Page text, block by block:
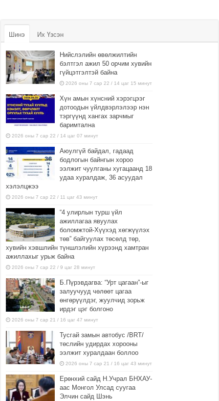
Шинэ Их Үзсэн
Нийслэлийн өвөлжилтийн
бэлтгэл ажил 50 орчим хувийн
гүйцэтгэлтэй байна
2026 оны 7 сар 22 / 14 цаг 15 минут
Хүн амын хүнсний хэрэгцээг
дотоодын үйлдвэрлэлээр нэн
тэргүүнд хангах зарчмыг
баримтална
2026 оны 7 сар 22 / 14 цаг 07 минут
Аюулгүй байдал, гадаад
бодлогын байнгын хороо
ээлжит чуулганы хугацаанд 18
удаа хуралдаж, 36 асуудал
хэлэлцжээ
2026 оны 7 сар 22 / 11 цаг 43 минут
“4 улирлын турш үйл
ажиллагаа явуулах
боломжтой-Хүүхэд хөгжүүлэх
төв” байгуулах төсөлд төр,
хувийн хэвшлийн түншлэлийн хүрээнд хамтран
ажиллахыг урьж байна
2026 оны 7 сар 22 / 9 цаг 28 минут
Б.Пүрэвдагва: “Урт цагаан”-ыг
залуучууд чөлөөт цагаа
өнгөрүүлдэг, жуулчид зорьж
ирдэг цэг болгоно
2026 оны 7 сар 21 / 16 цаг 47 минут
Тусгай замын автобус /BRT/
төслийн удирдах хорооны
ээлжит хуралдаан боллоо
2026 оны 7 сар 21 / 16 цаг 43 минут
Ерөнхий сайд Н.Учрал БНХАУ-
аас Монгол Улсад суугаа
Элчин сайд Шэнь